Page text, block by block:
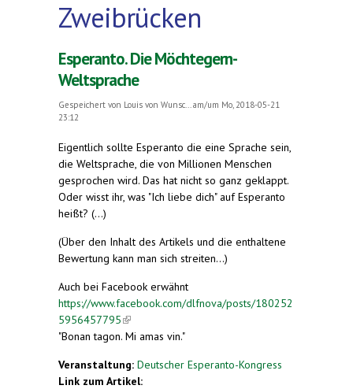
Zweibrücken
Esperanto. Die Möchtegern-
Weltsprache
Gespeichert von Louis von Wunsc...
am/um Mo, 2018-05-21
23:12
Eigentlich sollte Esperanto die eine Sprache sein,
die Weltsprache, die von Millionen Menschen
gesprochen wird. Das hat nicht so ganz geklappt.
Oder wisst ihr, was "Ich liebe dich" auf Esperanto
heißt? (...)
(Über den Inhalt des Artikels und die enthaltene
Bewertung kann man sich streiten...)
Auch bei Facebook erwähnt
https://www.facebook.com/dlfnova/posts/180252
5956457795(link is external)
"Bonan tagon. Mi amas vin."
Veranstaltung: Deutscher Esperanto-Kongress
Link zum Artikel: